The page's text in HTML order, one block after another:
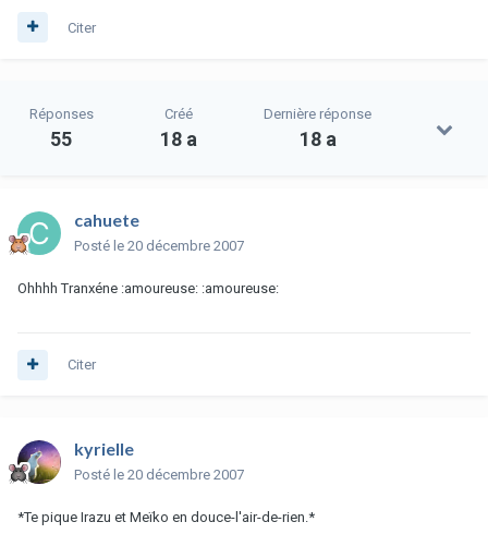
Citer
Réponses
55
Créé
18 a
Dernière réponse
18 a
cahuete
Posté le 20 décembre 2007
Ohhhh Tranxéne :amoureuse: :amoureuse:
Citer
kyrielle
Posté le 20 décembre 2007
*Te pique Irazu et Meïko en douce-l'air-de-rien.*